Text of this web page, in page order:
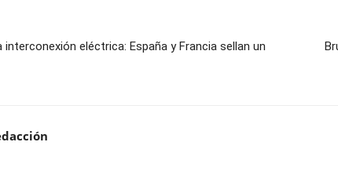
eléctrica: España y Francia sellan un